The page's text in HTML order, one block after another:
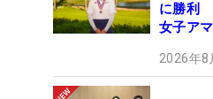
に勝利
女子アマ
2026年8